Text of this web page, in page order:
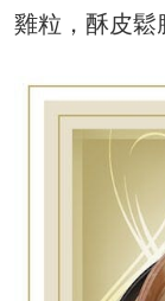
雞粒，酥皮鬆